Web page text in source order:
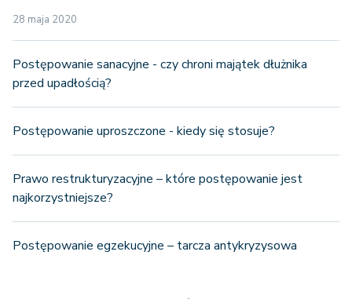
28 maja 2020
Postępowanie sanacyjne - czy chroni majątek dłużnika
przed upadłością?
Postępowanie uproszczone - kiedy się stosuje?
Prawo restrukturyzacyjne – które postępowanie jest
najkorzystniejsze?
Postępowanie egzekucyjne – tarcza antykryzysowa